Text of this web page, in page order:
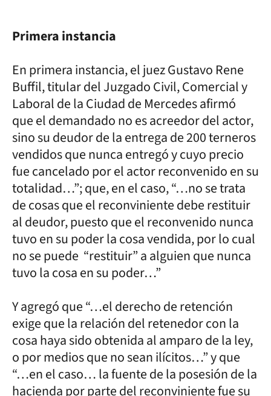
Primera instancia
En primera instancia, el juez Gustavo Rene
Buffil, titular del Juzgado Civil, Comercial y
Laboral de la Ciudad de Mercedes afirmó
que el demandado no es acreedor del actor,
sino su deudor de la entrega de 200 terneros
vendidos que nunca entregó y cuyo precio
fue cancelado por el actor reconvenido en su
totalidad…”; que, en el caso, “…no se trata
de cosas que el reconviniente debe restituir
al deudor, puesto que el reconvenido nunca
tuvo en su poder la cosa vendida, por lo cual
no se puede “restituir” a alguien que nunca
tuvo la cosa en su poder…”
Y agregó que “…el derecho de retención
exige que la relación del retenedor con la
cosa haya sido obtenida al amparo de la ley,
o por medios que no sean ilícitos…” y que
“…en el caso… la fuente de la posesión de la
hacienda por parte del reconviniente fue su